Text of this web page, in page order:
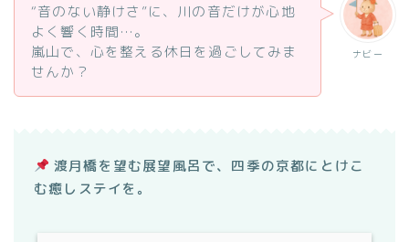
ナビー
“音のない静けさ”に、川の音だけが心地
よく響く時間…。
嵐山で、心を整える休日を過ごしてみま
せんか？
渡月橋を望む展望風呂で、四季の京都にとけこ
む癒しステイを。